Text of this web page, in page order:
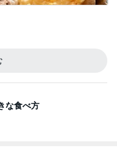
な食べ方